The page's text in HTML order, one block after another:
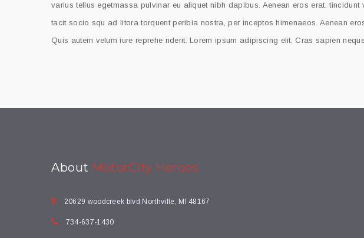
varius tellus egetmassa pulvinar eu aliquet nibh dapibus. Aenean eros erat,
tacit socio squ ad litora torquent peribia nostra, per inceptos himenaeos. Aenean
Quis autem velum iure reprehe nderit. Lorem ipsum adipiscing elit. Cras sapien
About MotorCity Heroes
20629 woodcreek blvd Northville, MI 48167
734-637-1430